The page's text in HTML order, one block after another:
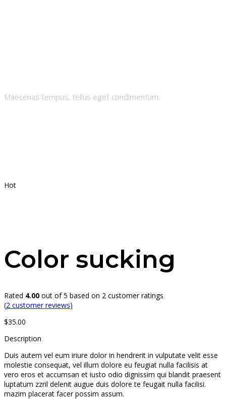
Maecenas tempus, tellus eget condimentum.
Hot
Color sucking
Rated 4.00 out of 5 based on 2 customer ratings
(2 customer reviews)
$35.00
Description
Duis autem vel eum iriure dolor in hendrerit in vulputate velit esse
molestie consequat, vel illum dolore eu feugiat nulla facilisis at
vero eros et accumsan et iusto odio dignissim qui blandit praesent
luptatum zzril delenit augue duis dolore te feugait nulla facilisi.
mazim placerat facer possim assum.